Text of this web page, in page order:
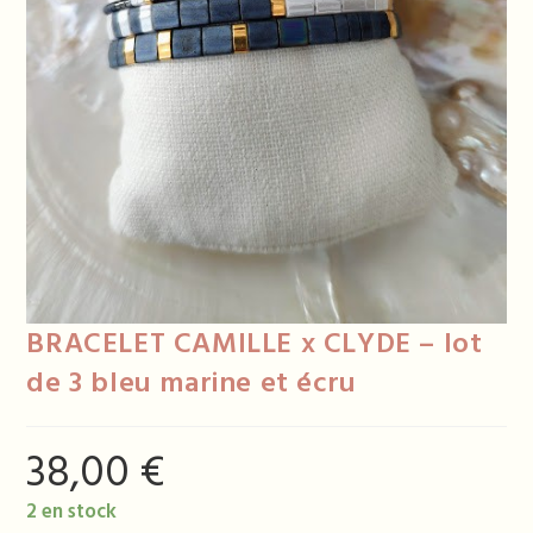
BRACELET CAMILLE x CLYDE – lot
de 3 bleu marine et écru
38,00 €
2 en stock